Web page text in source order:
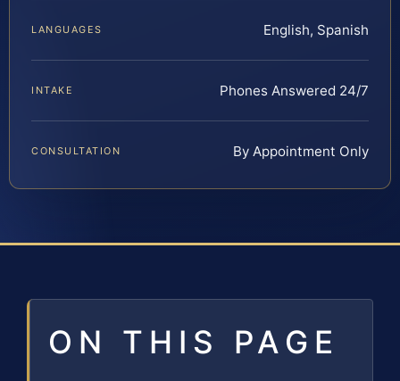
LANGUAGES English, Spanish
INTAKE Phones Answered 24/7
CONSULTATION By Appointment Only
ON THIS PAGE